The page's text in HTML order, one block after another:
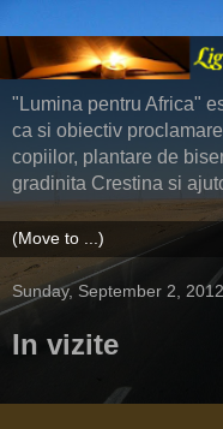
"Lumina pentru Africa"
ca si obiectiv
copiilor, plantare de
gradinita Crestina si
Sunday, September 2, 2012
In vizite